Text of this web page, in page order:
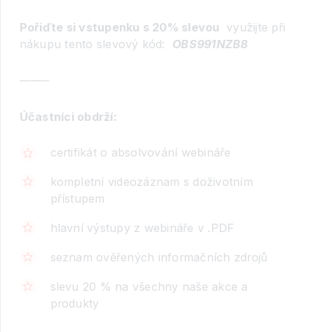
Pořiďte si vstupenku s 20% slevou využijte při
nákupu tento slevový kód: OBS991NZB8
——–
Účastníci obdrží:
certifikát o absolvování webináře
kompletní videozáznam s doživotním
přístupem
hlavní výstupy z webináře v .PDF
seznam ověřených informačních zdrojů
slevu 20 % na všechny naše akce a
produkty